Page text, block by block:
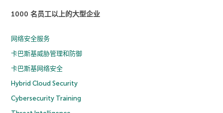
1000 名员工以上的大型企业
网络安全服务
卡巴斯基威胁管理和防御
卡巴斯基网络安全
Hybrid Cloud Security
Cybersecurity Training